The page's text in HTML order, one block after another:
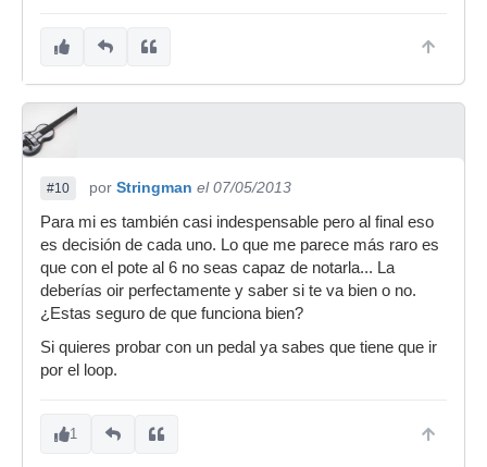
#10 por Stringman el 07/05/2013
Para mi es también casi indespensable pero al final eso
es decisión de cada uno. Lo que me parece más raro es
que con el pote al 6 no seas capaz de notarla... La
deberías oir perfectamente y saber si te va bien o no.
¿Estas seguro de que funciona bien?
Si quieres probar con un pedal ya sabes que tiene que ir
por el loop.
1